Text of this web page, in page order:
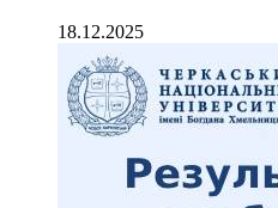
18.12.2025